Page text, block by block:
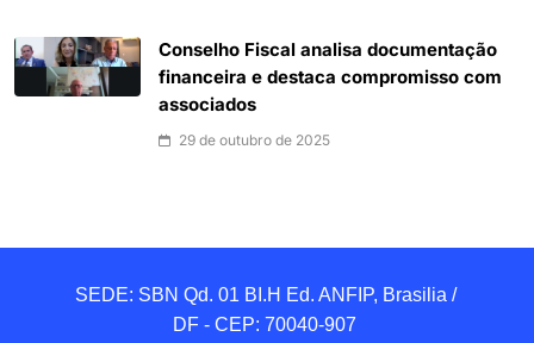
Conselho Fiscal analisa documentação
financeira e destaca compromisso com
associados
29 de outubro de 2025
SEDE: SBN Qd. 01 BI.H Ed. ANFIP, Brasilia /
DF - CEP: 70040-907